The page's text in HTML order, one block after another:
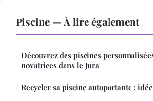
Piscine — À lire également
Découvrez des piscines
novatrices dans le Jura
Recycler sa piscine autoportante :